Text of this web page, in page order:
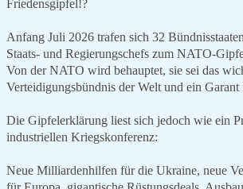
Friedensgipfel!?
Anfang Juli 2026 trafen sich 32
Staats- und Regierungschefs zum NATO-
Von der NATO wird behauptet, sie sei das
Verteidigungsbündnis der Welt und ein Garant
Die Gipfelerklärung liest sich jedoch wie ein
industriellen Kriegskonferenz:
Neue Milliardenhilfen für die Ukraine, neue